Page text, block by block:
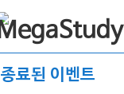
종료된 이벤트